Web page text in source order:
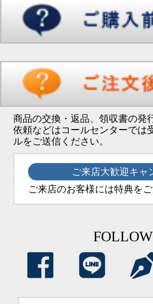
商品の交換・返品、領収書の発
依頼などはコールセンターでは
ルをご送信ください。
ご来店大歓迎キャ
ご来店のお客様には特典を